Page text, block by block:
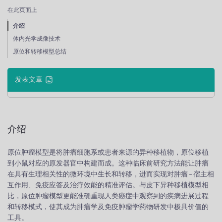
在此页面上
介绍
体内光学成像技术
原位和转移模型总结
发表文章
介绍
原位肿瘤模型是将肿瘤细胞系或患者来源的异种移植物，原位移植
到小鼠对应的原发器官中构建而成。这种临床前研究方法能让肿瘤
在具有生理相关性的微环境中生长和转移，进而实现对肿瘤 - 宿主相
互作用、免疫应答及治疗效能的精准评估。与皮下异种移植模型相
比，原位肿瘤模型更能准确重现人类癌症中观察到的疾病进展过程
和转移模式，使其成为肿瘤学及免疫肿瘤学药物研发中极具价值的
工具。